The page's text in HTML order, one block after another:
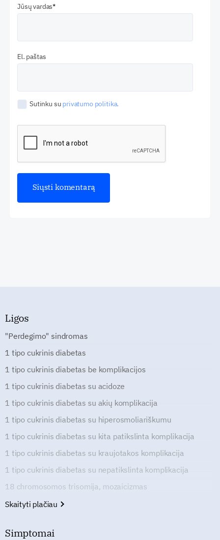
Jūsų vardas
El. paštas
Sutinku su privatumo politika.
Ligos
"Perdegimo" sindromas
1 tipo cukrinis diabetas
1 tipo cukrinis diabetas be komplikacijos
1 tipo cukrinis diabetas su acidoze
1 tipo cukrinis diabetas su akių komplikacija
1 tipo cukrinis diabetas su hiperosmoliariškumu
1 tipo cukrinis diabetas su kita patikslinta komplikacija
1 tipo cukrinis diabetas su kraujotakos komplikacija
1 tipo cukrinis diabetas su nepatikslinta komplikacija
18 chromosomos trisomija, mozaicizmas
Skaityti plačiau
Simptomai